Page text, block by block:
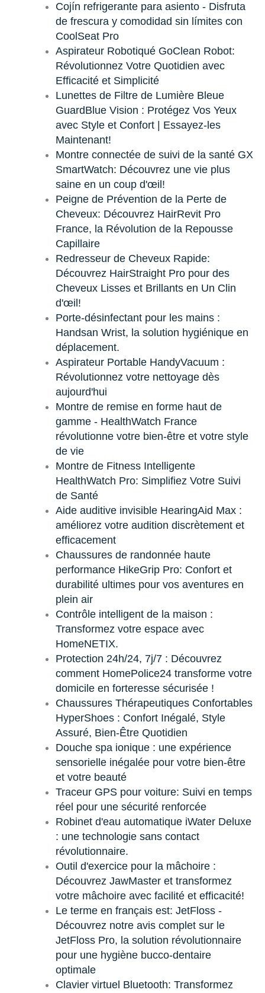
Cojín refrigerante para asiento - Disfruta
de frescura y comodidad sin límites con
CoolSeat Pro
Aspirateur Robotiqué GoClean Robot:
Révolutionnez Votre Quotidien avec
Efficacité et Simplicité
Lunettes de Filtre de Lumière Bleue
GuardBlue Vision : Protégez Vos Yeux
avec Style et Confort | Essayez-les
Maintenant!
Montre connectée de suivi de la santé GX
SmartWatch: Découvrez une vie plus
saine en un coup d'œil!
Peigne de Prévention de la Perte de
Cheveux: Découvrez HairRevit Pro
France, la Révolution de la Repousse
Capillaire
Redresseur de Cheveux Rapide:
Découvrez HairStraight Pro pour des
Cheveux Lisses et Brillants en Un Clin
d'œil!
Porte-désinfectant pour les mains :
Handsan Wrist, la solution hygiénique en
déplacement.
Aspirateur Portable HandyVacuum :
Révolutionnez votre nettoyage dès
aujourd'hui
Montre de remise en forme haut de
gamme - HealthWatch France
révolutionne votre bien-être et votre style
de vie
Montre de Fitness Intelligente
HealthWatch Pro: Simplifiez Votre Suivi
de Santé
Aide auditive invisible HearingAid Max :
améliorez votre audition discrètement et
efficacement
Chaussures de randonnée haute
performance HikeGrip Pro: Confort et
durabilité ultimes pour vos aventures en
plein air
Contrôle intelligent de la maison :
Transformez votre espace avec
HomeNETIX.
Protection 24h/24, 7j/7 : Découvrez
comment HomePolice24 transforme votre
domicile en forteresse sécurisée !
Chaussures Thérapeutiques Confortables
HyperShoes : Confort Inégalé, Style
Assuré, Bien-Être Quotidien
Douche spa ionique : une expérience
sensorielle inégalée pour votre bien-être
et votre beauté
Traceur GPS pour voiture: Suivi en temps
réel pour une sécurité renforcée
Robinet d'eau automatique iWater Deluxe
: une technologie sans contact
révolutionnaire.
Outil d'exercice pour la mâchoire :
Découvrez JawMaster et transformez
votre mâchoire avec facilité et efficacité!
Le terme en français est: JetFloss -
Découvrez notre avis complet sur le
JetFloss Pro, la solution révolutionnaire
pour une hygiène bucco-dentaire
optimale
Clavier virtuel Bluetooth: Transformez